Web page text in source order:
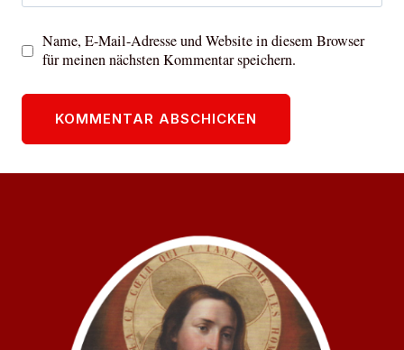
Name, E-Mail-Adresse und Website in diesem Browser
für meinen nächsten Kommentar speichern.